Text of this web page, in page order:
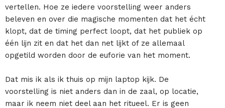
vertellen. Hoe ze iedere voorstelling weer anders
beleven en over die magische momenten dat het écht
klopt, dat de timing perfect loopt, dat het publiek op
één lijn zit en dat het dan net lijkt of ze allemaal
opgetild worden door de euforie van het moment.
Dat mis ik als ik thuis op mijn laptop kijk. De
voorstelling is niet anders dan in de zaal, op locatie,
maar ik neem niet deel aan het ritueel. Er is geen